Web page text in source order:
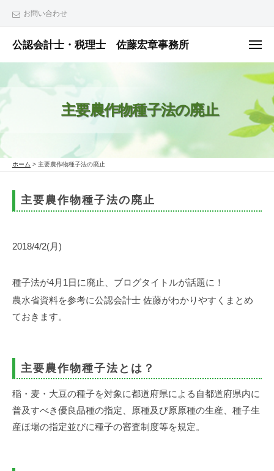
へ
ス
ッ
プ
お問い合わせ
公認会計士・税理士 佐藤宏章事務所
公
認
理
佐
宏
所
メ
ュ
ー
主要農作物種子法の廃止
ホーム > 主要農作物種子法の廃止
主要農作物種子法の廃止
2018/4/2(月)
種子法が4月1日に廃止、ブログタイトルが話題に！
農水省資料を参考に公認会計士 佐藤がわかりやすくまとめ
ておきます。
主要農作物種子法とは？
稲・麦・大豆の種子を対象に都道府県による自都道府県内に
普及すべき優良品種の指定、原種及び原原種の生産、種子生
産ほ場の指定並びに種子の審査制度等を規定。